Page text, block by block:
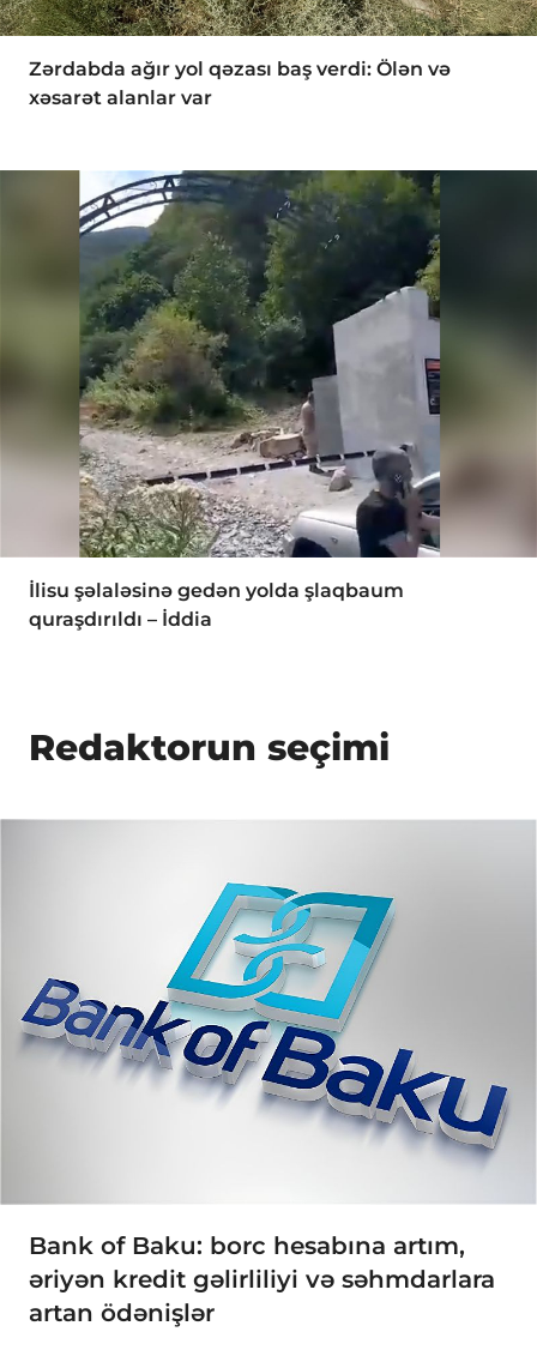
Zərdabda ağır yol qəzası baş verdi: Ölən və
xəsarət alanlar var
İlisu şəlaləsinə gedən yolda şlaqbaum
quraşdırıldı – İddia
Redaktorun seçimi
Bank of Baku: borc hesabına artım,
əriyən kredit gəlirliliyi və səhmdarlara
artan ödənişlər